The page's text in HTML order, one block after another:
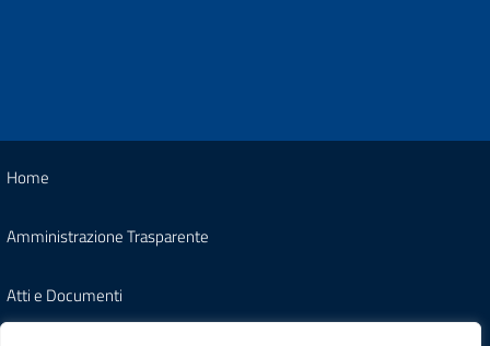
Home
Amministrazione Trasparente
Atti e Documenti